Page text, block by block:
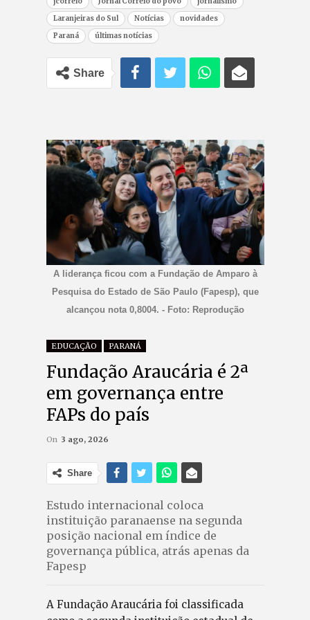
Laranjeiras do Sul
Notícias
novidades
Paraná
últimas notícias
Share
A liderança ficou com a Fundação de Amparo à
Pesquisa do Estado de São Paulo (Fapesp), que
alcançou nota 0,8004. - Foto: Reprodução
EDUCAÇÃO PARANÁ
Fundação Araucária é 2ª
em governança entre
FAPs do país
On 3 ago, 2026
Share
Estudo internacional coloca
instituição paranaense na segunda
posição nacional em índice de
governança pública, atrás apenas da
Fapesp
A Fundação Araucária foi classificada